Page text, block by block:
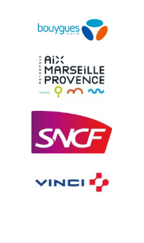
Urban
dissuasion
fleuri